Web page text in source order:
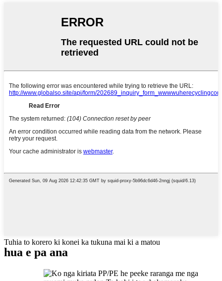
Tuhia to korero ki konei ka tukuna mai ki a matou
hua e pa ana